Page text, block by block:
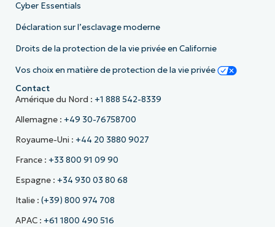
Cyber Essentials
Déclaration sur l’esclavage moderne
Droits de la protection de la vie privée en Californie
Vos choix en matière de protection de la vie privée
Contact
Amérique du Nord : +1 888 542-8339
Allemagne : +49 30-76758700
Royaume-Uni : +44 20 3880 9027
France : +33 800 91 09 90
Espagne : +34 930 03 80 68
Italie : (+39) 800 974 708
APAC : +61 1800 490 516